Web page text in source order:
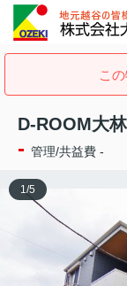
こ
D-ROOM大林
- 管理/共益費 -
1/5